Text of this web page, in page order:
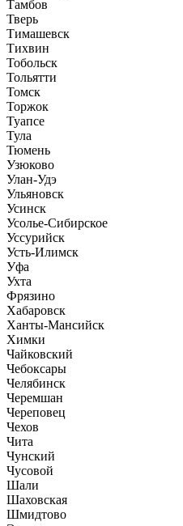
Тамбов
Тверь
Тимашевск
Тихвин
Тобольск
Тольятти
Томск
Торжок
Туапсе
Тула
Тюмень
Узюково
Улан-Удэ
Ульяновск
Усинск
Усолье-Сибирское
Уссурийск
Усть-Илимск
Уфа
Ухта
Фрязино
Хабаровск
Ханты-Мансийск
Химки
Чайковский
Чебоксары
Челябинск
Черемшан
Череповец
Чехов
Чита
Чунский
Чусовой
Шали
Шаховская
Шмидтово